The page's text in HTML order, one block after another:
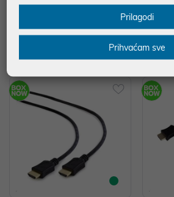
t M 1.2 Gembird, 3m, Crni, CC-DP
6,40 €
t M 4K
P/N: CC-
4,60 €
Prilagodi
Prihvaćam sve